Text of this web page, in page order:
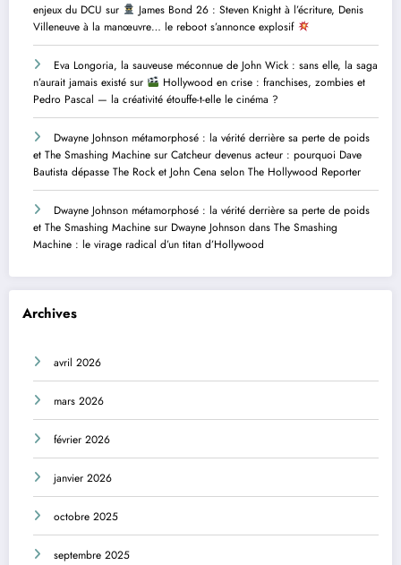
enjeux du DCU sur
James Bond 26 : Steven Knight à l’écriture, Denis
Villeneuve à la manœuvre… le reboot s’annonce explosif
Eva Longoria, la sauveuse méconnue de John Wick : sans elle, la saga
n’aurait jamais existé sur
Hollywood en crise : franchises, zombies et
Pedro Pascal — la créativité étouffe-t-elle le cinéma ?
Dwayne Johnson métamorphosé : la vérité derrière sa perte de poids
et The Smashing Machine sur Catcheur devenus acteur : pourquoi Dave
Bautista dépasse The Rock et John Cena selon The Hollywood Reporter
Dwayne Johnson métamorphosé : la vérité derrière sa perte de poids
et The Smashing Machine sur Dwayne Johnson dans The Smashing
Machine : le virage radical d’un titan d’Hollywood
Archives
avril 2026
mars 2026
février 2026
janvier 2026
octobre 2025
septembre 2025